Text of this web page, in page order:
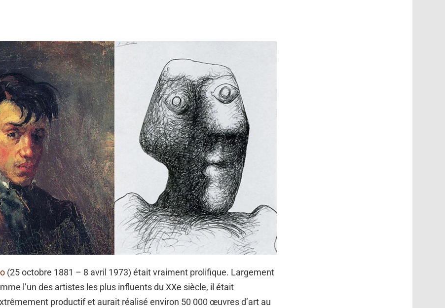
(25 octobre 1881 – 8 avril 1973) était vraiment prolifique. Largement
l’un des artistes les plus influents du XXe siècle, il était
productif et aurait réalisé environ 50 000 œuvres d’art au